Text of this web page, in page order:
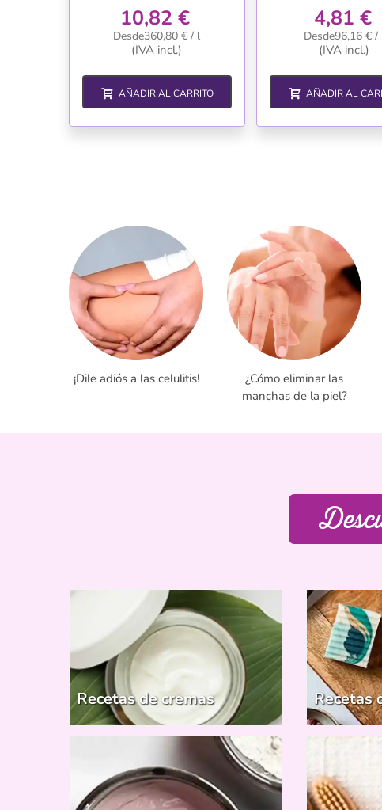
10,82 €
Desde360,80 € / l
(IVA incl.)
AÑADIR AL CARRITO
4,81 €
Desde96,16 € /
(IVA incl.)
AÑADIR AL
¡Dile adiós a las celulitis!
¿Cómo eliminar las
manchas de la piel?
Recetas de cremas Recetas